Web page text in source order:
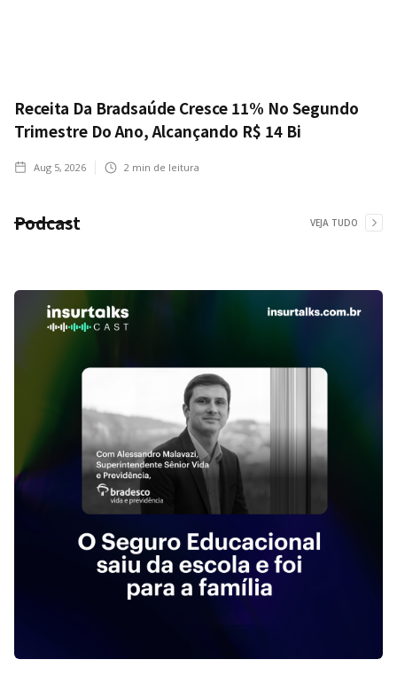
Receita Da Bradsaúde Cresce 11% No Segundo
Trimestre Do Ano, Alcançando R$ 14 Bi
Aug 5, 2026 2 min de leitura
Podcast VEJA TUDO